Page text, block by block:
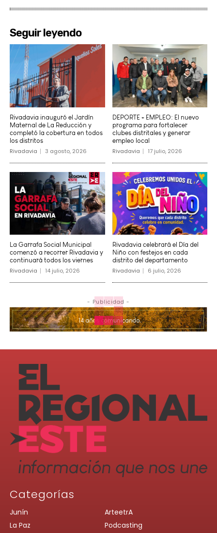
Seguir leyendo
Rivadavia inauguró el Jardín
Maternal de La Reducción y
completó la cobertura en todos
los distritos
Rivadavia 3 agosto, 2026
DEPORTE + EMPLEO: El nuevo
programa para fortalecer
clubes distritales y generar
empleo local
Rivadavia 17 julio, 2026
La Garrafa Social Municipal
comenzó a recorrer Rivadavia y
continuará todos los viernes
Rivadavia 14 julio, 2026
Rivadavia celebrará el Día del
Niño con festejos en cada
distrito del departamento
Rivadavia 6 julio, 2026
- Publicidad -
Categorías
Junín
La Paz
ArteetrA
Podcasting